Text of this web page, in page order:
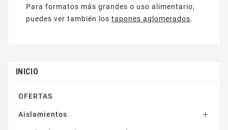
Para formatos más grandes o uso alimentario,
puedes ver también los tapones aglomerados.
INICIO
OFERTAS
Aislamientos 